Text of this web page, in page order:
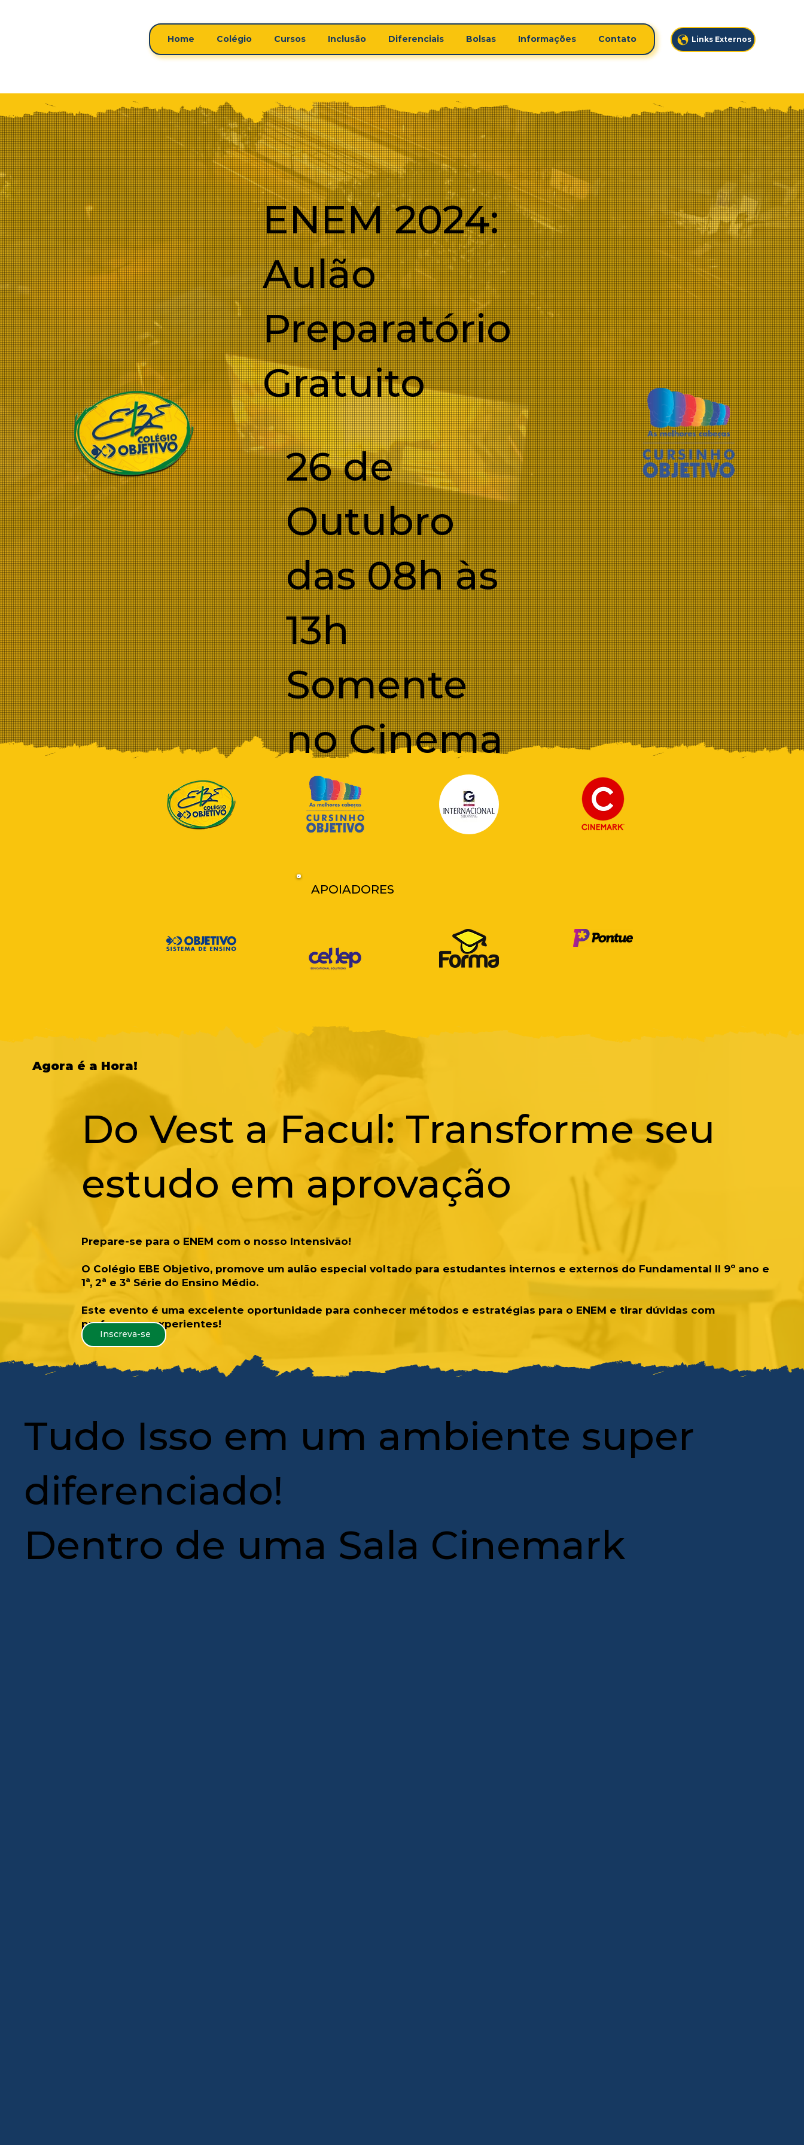
Home Colégio Cursos Inclusão Diferenciais Bolsas Informações Contato Links Externos
ENEM 2024:
Aulão
Preparatório
Gratuito
26 de
Outubro
das 08h às
13h
Somente
no Cinema
APOIADORES
Agora é a Hora!
Do Vest a Facul: Transforme seu
estudo em aprovação
Prepare-se para o ENEM com o nosso Intensivão!
O Colégio EBE Objetivo, promove um aulão especial voltado para estudantes internos e externos do Fundamental II 9º ano e
1ª, 2ª e 3ª Série do Ensino Médio.
Este evento é uma excelente oportunidade para conhecer métodos e estratégias para o ENEM e tirar dúvidas com
professores experientes!
Inscreva-se
Tudo Isso em um ambiente super
diferenciado!
Dentro de uma Sala Cinemark